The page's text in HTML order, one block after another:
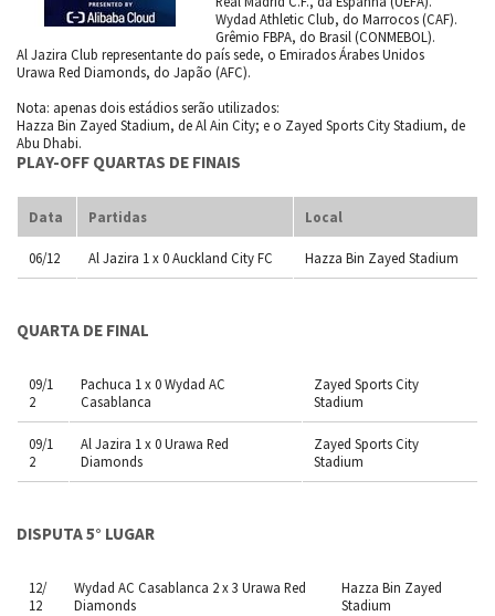
Wydad Athletic Club, do Marrocos (CAF).
Grêmio FBPA, do Brasil (CONMEBOL).
Al Jazira Club representante do país sede, o Emirados Árabes Unidos
Urawa Red Diamonds, do Japão (AFC).
Nota: apenas dois estádios serão utilizados:
Hazza Bin Zayed Stadium, de Al Ain City; e o Zayed Sports City Stadium, de
Abu Dhabi.
PLAY-OFF QUARTAS DE FINAIS
Data Partidas Local
06/12 Al Jazira 1 x 0 Auckland City FC Hazza Bin Zayed Stadium
QUARTA DE FINAL
09/1
2
Pachuca 1 x 0 Wydad AC
Casablanca
Zayed Sports City
Stadium
09/1
2
Al Jazira 1 x 0 Urawa Red
Diamonds
Zayed Sports City
Stadium
DISPUTA 5° LUGAR
12/
12
Wydad AC Casablanca 2 x 3 Urawa Red
Diamonds
Hazza Bin Zayed
Stadium